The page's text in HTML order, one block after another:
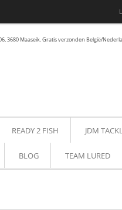
3680 Maaseik. Gratis verzonden België/
READY 2 FISH JDM
BLOG TEAM LURED